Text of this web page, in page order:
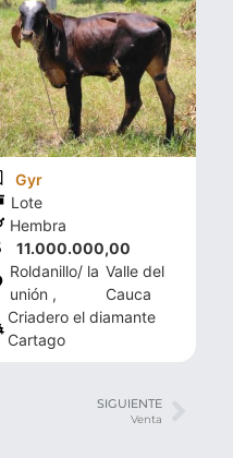
Gyr
Lote
Hembra
11.000.000,00
Roldanillo/ la
unión ,
Valle del
Cauca
Criadero el diamante
Cartago
SIGUIENTE
Venta